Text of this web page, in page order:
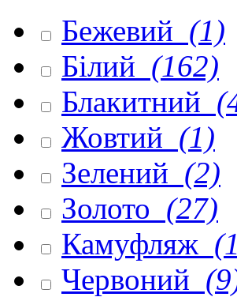
Бежевий (1)
Білий (162)
Блакитний
Жовтий (1)
Зелений (2)
Золото (27)
Камуфляж
Червоний